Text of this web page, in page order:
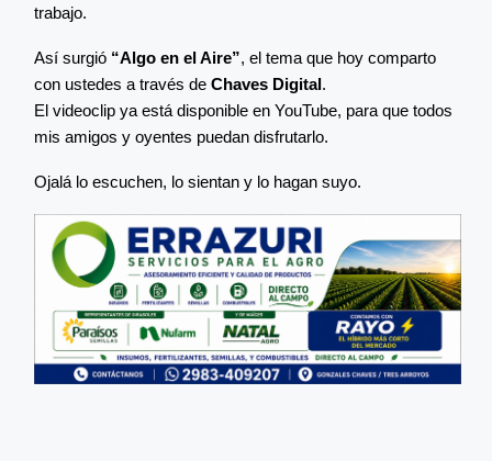
trabajo.
Así surgió “Algo en el Aire”, el tema que hoy comparto
con ustedes a través de Chaves Digital.
El videoclip ya está disponible en YouTube, para que todos
mis amigos y oyentes puedan disfrutarlo.
Ojalá lo escuchen, lo sientan y lo hagan suyo.